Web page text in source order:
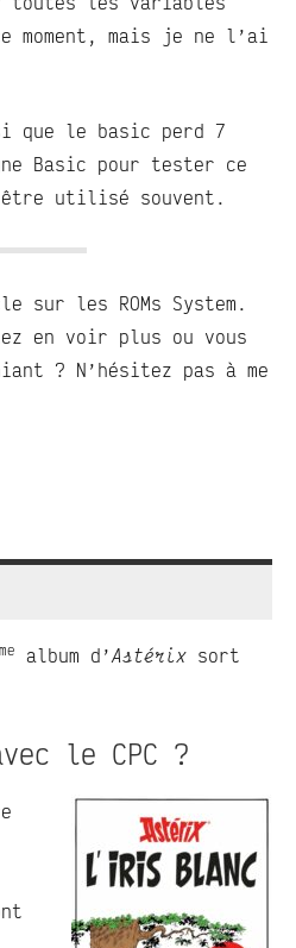
moment, mais je ne l’ai
que le basic perd 7
Basic pour tester ce
être utilisé souvent.
sur les ROMs System.
en voir plus ou vous
? N’hésitez pas à me
album d’Astérix sort
le CPC ?